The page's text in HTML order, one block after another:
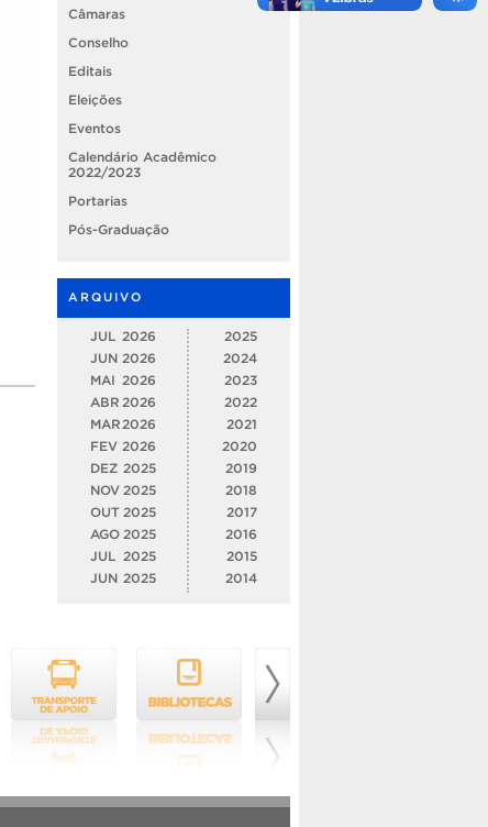
Câmaras
Conselho
Editais
Eleições
Eventos
Calendário Acadêmico
2022/2023
Portarias
Pós-Graduação
ARQUIVO
JUL 2026
JUN 2026
MAI
2026
ABR 2026
MAR 2026
FEV 2026
DEZ 2025
NOV 2025
OUT 2025
AGO 2025
JUL
2025
JUN 2025
2025
2024
2023
2022
2021
2020
2019
2018
2017
2016
2015
2014